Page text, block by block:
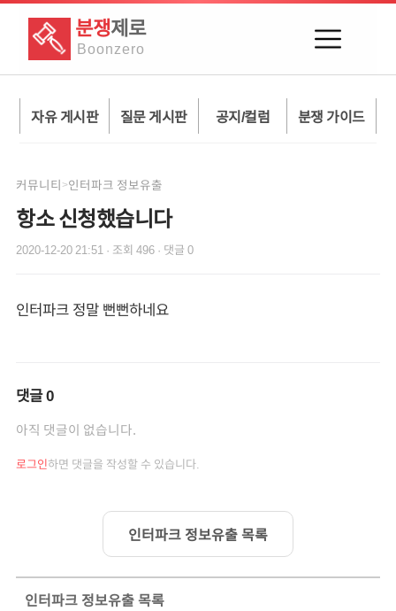
분쟁제로
Boonzero
자유 게시판 질문 게시판 공지/컬럼 분쟁 가이드
커뮤니티>인터파크 정보유출
항소 신청했습니다
2020-12-20 21:51 · 조회 496 · 댓글 0
인터파크 정말 뻔뻔하네요
댓글0
아직 댓글이 없습니다.
로그인하면 댓글을 작성할 수 있습니다.
인터파크 정보유출 목록
인터파크 정보유출목록